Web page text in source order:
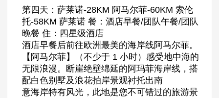
第四天：萨莱诺-28KM 阿马尔菲-60KM 索伦
托-58KM 萨莱诺 餐：酒店早餐/团队午餐/团队
晚餐 住：四星级酒店
酒店早餐后前往欧洲最美的海岸线阿马尔菲。
【阿马尔菲】（不少于 1 小时）感受地中海的
无限浪漫。断崖绝壁绵延的阿玛菲海岸线，搭
配白色别墅及浪花拍岸景观衬托出南
意海岸特有风光，此地是您不可错过的旅游景